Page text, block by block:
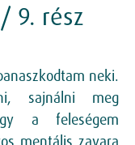
/ 9. rész
neki.
sajnálni meg
a feleségem